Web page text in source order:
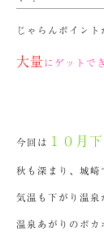
じゃらんポイント
大量にゲットで
今回は １０月
秋も深まり、城崎
気温も下がり温
温泉あがりのポカ